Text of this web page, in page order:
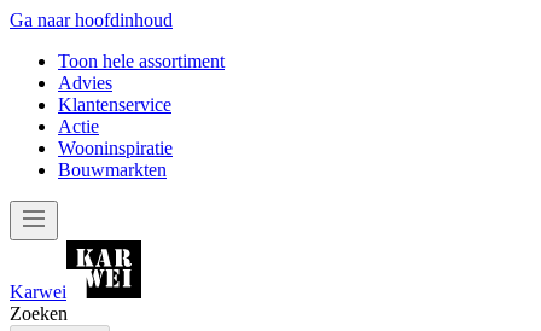
Ga naar hoofdinhoud
Toon hele assortiment
Advies
Klantenservice
Actie
Wooninspiratie
Bouwmarkten
Karwei
Zoeken